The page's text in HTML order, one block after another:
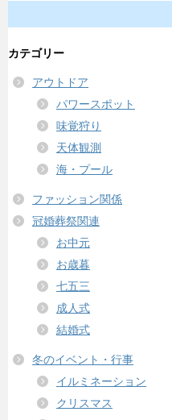
カテゴリー
アウトドア
パワースポット
味覚狩り
天体観測
海・プール
ファッション関係
冠婚葬祭関連
お中元
お歳暮
七五三
成人式
結婚式
冬のイベント・行事
イルミネーション
クリスマス